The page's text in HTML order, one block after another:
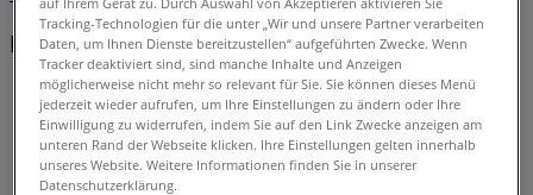
Filiale in der Nähe
Tiendeo in Basel»
Einzelhändlerindex in Basel
Tracking-Technologien für die unter „Wir und unsere Partner verarbeiten
Daten, um Ihnen Dienste bereitzustellen“ aufgeführten Zwecke. Wenn
Tracker deaktiviert sind, sind manche Inhalte und Anzeigen
möglicherweise nicht mehr so relevant für Sie. Sie können dieses Menü
jederzeit wieder aufrufen, um Ihre Einstellungen zu ändern oder Ihre
Einwilligung zu widerrufen, indem Sie auf den Link Zwecke anzeigen am
unteren Rand der Webseite klicken. Ihre Einstellungen gelten innerhalb
unseres Website. Weitere Informationen finden Sie in unserer
Datenschutzerklärung.